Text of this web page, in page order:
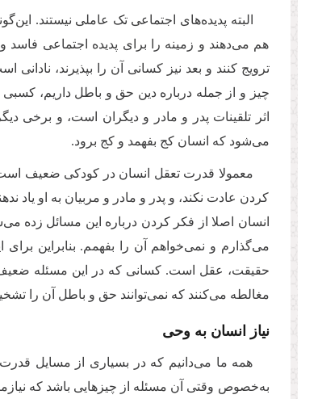
البته پدیده‌های اجتماعی تک عاملی نیستند.
هم می‌دهند و زمینه را برای پدیده اجتماعی
ترویج کنند و بعد نیز کسانی آن‌ را بپذیرند،
چیز و از جمله درباره دین حق و باطل داریم،
اثر تلقینات پدر و مادر و دیگران است، و برخی
می‌شود که انسان کج بفهمد و کج برود.
معمولا قدرت تعقل انسان در کودکی ضعیف
کردن عادت نکند، و پدر و مادر و مربیان به او
انسان اصلا از فکر کردن درباره این مسائل زده
می‌گذارم و نمی‌خواهم آن را بفهمم. بنابراین برای
حقیقت، عقل است. کسانی که در این مسئله ضعیف
مغالطه می‌کنند که نمی‌توانند حق و باطل آن را
نیاز انسان به وحی
همه ما می‌دانیم که در بسیاری از مسایل
به‌خصوص وقتی آن مسئله از چیزهایی باشد که